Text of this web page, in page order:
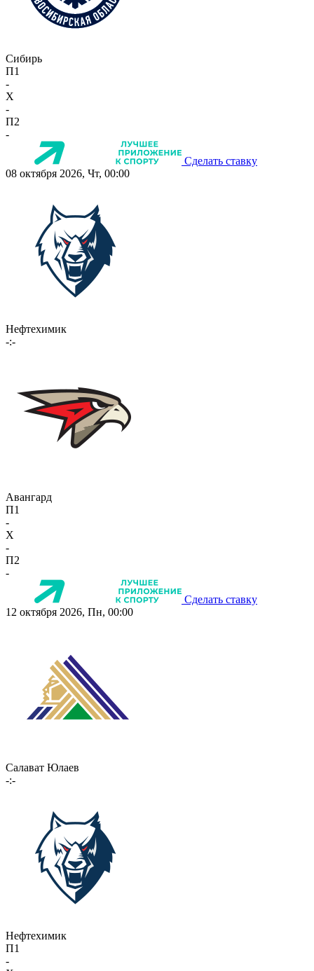
Сибирь
П1
-
X
-
П2
-
Сделать ставку
08 октября 2026, Чт, 00:00
Нефтехимик
-:-
Авангард
П1
-
X
-
П2
-
Сделать ставку
12 октября 2026, Пн, 00:00
Салават Юлаев
-:-
Нефтехимик
П1
-